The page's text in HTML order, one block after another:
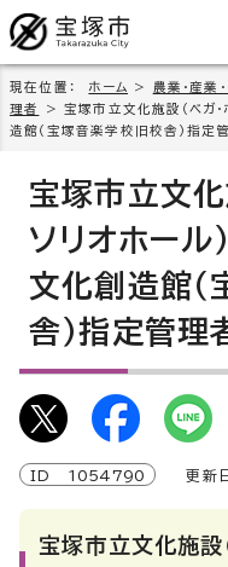
現在位置： ホーム > 農業・産業
理者
> 宝塚市立文化施設（ベガ・
造館（宝塚音楽学校旧校舎）指定
宝塚市立文化
ソリオホール
文化創造館
舎）指定管理
ID 1054790 更
宝塚市立文化施設